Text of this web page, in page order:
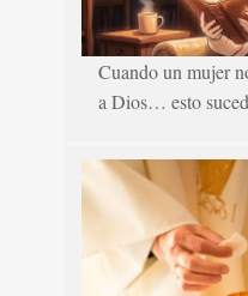
Cuando un mujer
a Dios… esto